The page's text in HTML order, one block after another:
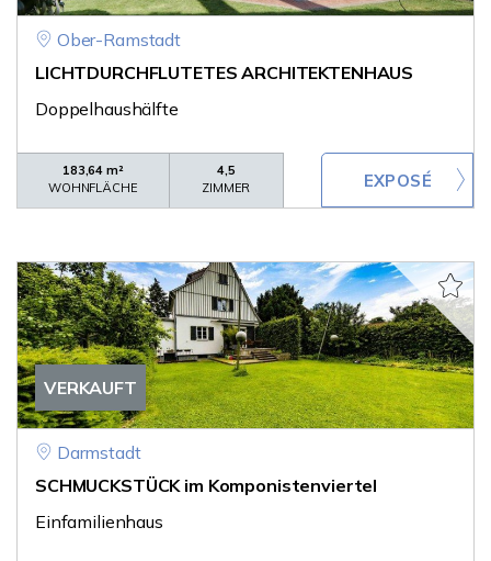
Ober-Ramstadt
LICHTDURCHFLUTETES ARCHITEKTENHAUS
Doppelhaushälfte
183,64 m²
WOHNFLÄCHE
4,5
ZIMMER
VERKAUFT
Darmstadt
SCHMUCKSTÜCK im Komponistenviertel
Einfamilienhaus